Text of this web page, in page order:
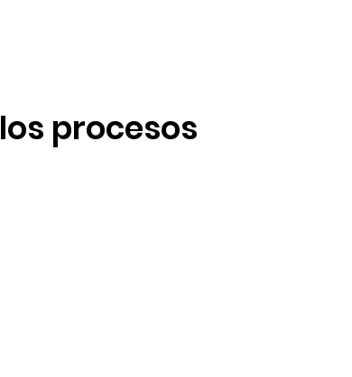
procesos